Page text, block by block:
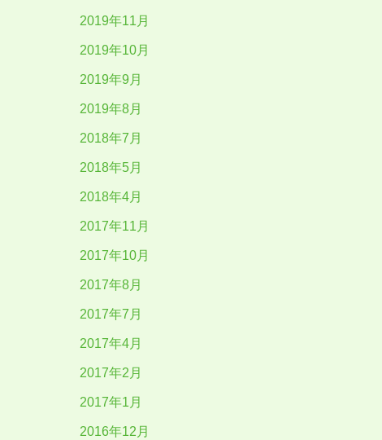
2019年11月
2019年10月
2019年9月
2019年8月
2018年7月
2018年5月
2018年4月
2017年11月
2017年10月
2017年8月
2017年7月
2017年4月
2017年2月
2017年1月
2016年12月